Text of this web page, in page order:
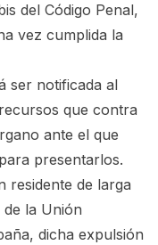
del Código Penal,
vez cumplida la
ser notificada al
que contra
ante el que
presentarlos.
residente de larga
la Unión
dicha expulsión